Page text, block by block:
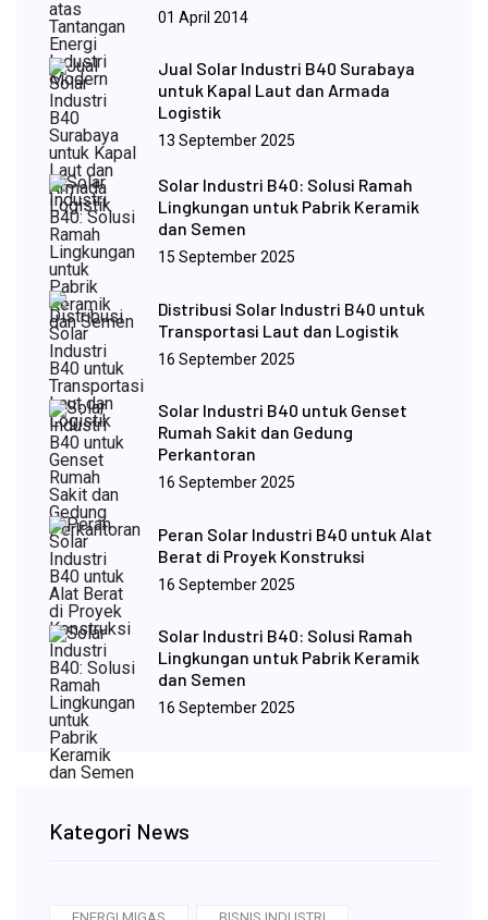
01 April 2014
Jual Solar Industri B40 Surabaya
untuk Kapal Laut dan Armada
Logistik
13 September 2025
Solar Industri B40: Solusi Ramah
Lingkungan untuk Pabrik Keramik
dan Semen
15 September 2025
Distribusi Solar Industri B40 untuk
Transportasi Laut dan Logistik
16 September 2025
Solar Industri B40 untuk Genset
Rumah Sakit dan Gedung
Perkantoran
16 September 2025
Peran Solar Industri B40 untuk Alat
Berat di Proyek Konstruksi
16 September 2025
Solar Industri B40: Solusi Ramah
Lingkungan untuk Pabrik Keramik
dan Semen
16 September 2025
Kategori News